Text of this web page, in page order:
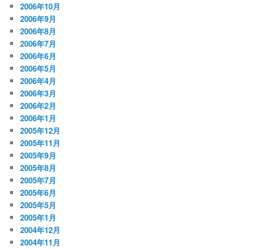
2006年10月
2006年9月
2006年8月
2006年7月
2006年6月
2006年5月
2006年4月
2006年3月
2006年2月
2006年1月
2005年12月
2005年11月
2005年9月
2005年8月
2005年7月
2005年6月
2005年5月
2005年1月
2004年12月
2004年11月